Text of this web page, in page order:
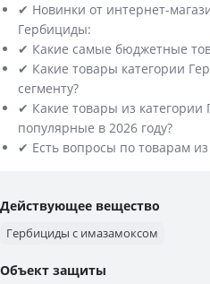
✔ Новинки от интернет-
Гербициды:
✔ Какие самые бюджетные
✔ Какие товары категории
сегменту?
✔ Какие товары из
популярные в 2026 году?
✔ Есть вопросы по товарам
Действующее вещество
Гербициды с имазамоксом
Объект защиты